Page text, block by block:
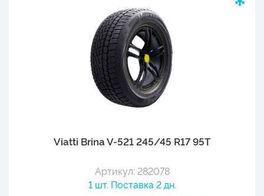
Viatti Brina V-521 245/45 R17 95T
Артикул: 282078
1 шт. Поставка 2 дн.